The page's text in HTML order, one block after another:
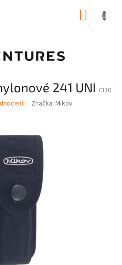
241 UNI 7330
Značka: Mikov